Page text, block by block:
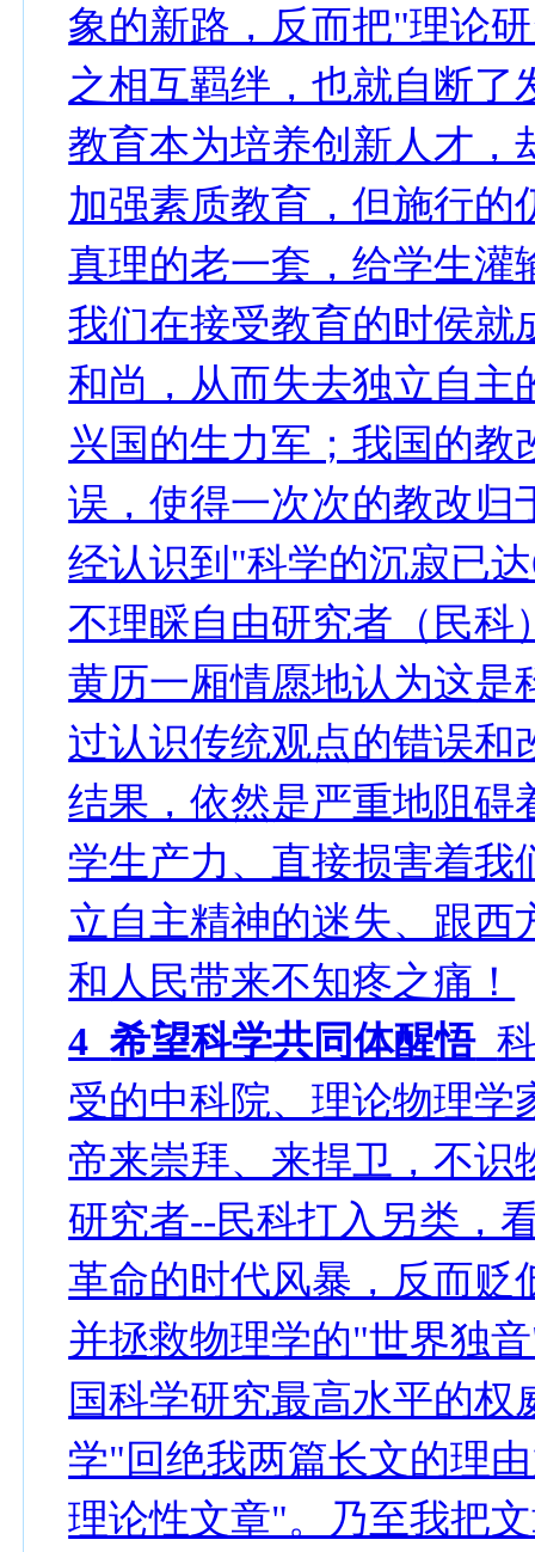
象的新路，反而把"理论
之相互羁绊，也就自断
教育本为培养创新人才，
加强素质教育，但施行的
真理的老一套，给学生
我们在接受教育的时侯就
和尚，从而失去独立自主
兴国的生力军；我国的教
误，使得一次次的教改归
经认识到"科学的沉寂已
不理睬自由研究者（民科
黄历一厢情愿地认为这是
过认识传统观点的错误和
结果，依然是严重地阻碍
学生产力、直接损害着我
立自主精神的迷失、跟西
和人民带来不知疼之痛！
4希望科学共同体醒悟
受的中科院、理论物理学
帝来崇拜、来捍卫，不识
研究者--民科打入另类，
革命的时代风暴，反而贬
并拯救物理学的"世界独
国科学研究最高水平的
学"回绝我两篇长文的理
理论性文章"。乃至我把